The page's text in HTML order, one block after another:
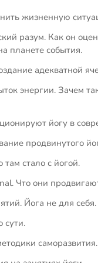
жизненную
разум. Как он
планете события.
адекватной
энергии. Зачем
йогу в
продвинутого
стало с йогой.
Что они
Йога не для себя.
сути.
саморазвития.